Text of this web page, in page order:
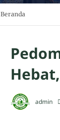
Beranda
admin